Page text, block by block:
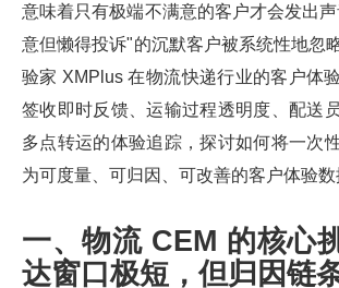
意味着只有极端不满意的客户才会发出
意但懒得投诉"的沉默客户被系统性地忽
验家 XMPlus 在物流快递行业的客户体
签收即时反馈、运输过程透明度、配送
多点转运的体验追踪，探讨如何将一次
为可度量、可归因、可改善的客户体验数
一、物流 CEM 的核
达窗口极短，但归因链